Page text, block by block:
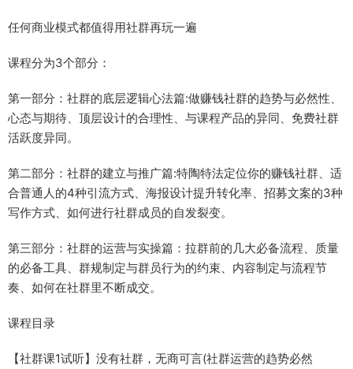
任何商业模式都值得用社群再玩一遍
课程分为3个部分：
第一部分：社群的底层逻辑心法篇:做赚钱社群的趋势与必然性、
心态与期待、顶层设计的合理性、与课程产品的异同、免费社群
活跃度异同。
第二部分：社群的建立与推广篇:特陶特法定位你的赚钱社群、适
合普通人的4种引流方式、海报设计提升转化率、招募文案的3种
写作方式、如何进行社群成员的自发裂变。
第三部分：社群的运营与实操篇：拉群前的几大必备流程、质量
的必备工具、群规制定与群员行为的约束、内容制定与流程节
奏、如何在社群里不断成交。
课程目录
【社群课1试听】没有社群，无商可言(社群运营的趋势必然